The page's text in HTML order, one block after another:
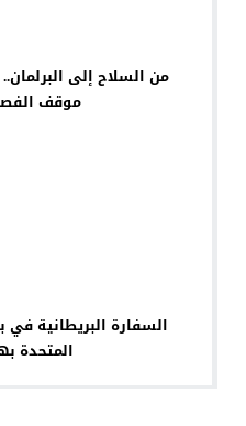
من السلاح إلى
موقف
السفارة البريطانية في
المتحدة